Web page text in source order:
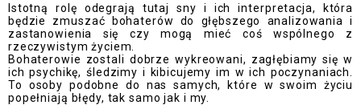
Istotną rolę odegrają tutaj sny i ich interpretacja, która
będzie zmuszać bohaterów do głębszego analizowania i
zastanowienia się czy mogą mieć coś wspólnego z
rzeczywistym życiem.
Bohaterowie zostali dobrze wykreowani, zagłębiamy się w
ich psychikę, śledzimy i kibicujemy im w ich poczynaniach.
To osoby podobne do nas samych, które w swoim życiu
popełniają błędy, tak samo jak i my.